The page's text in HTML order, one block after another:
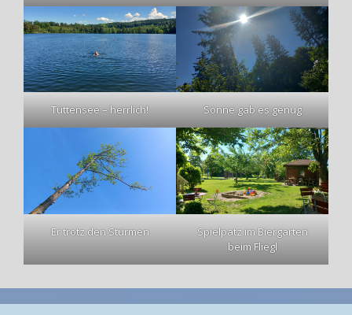
Tüttensee – herrlich! Sonne gab es genug
Er trotz den Stürmen
Spielpatz im Biergarten
beim Fliegl